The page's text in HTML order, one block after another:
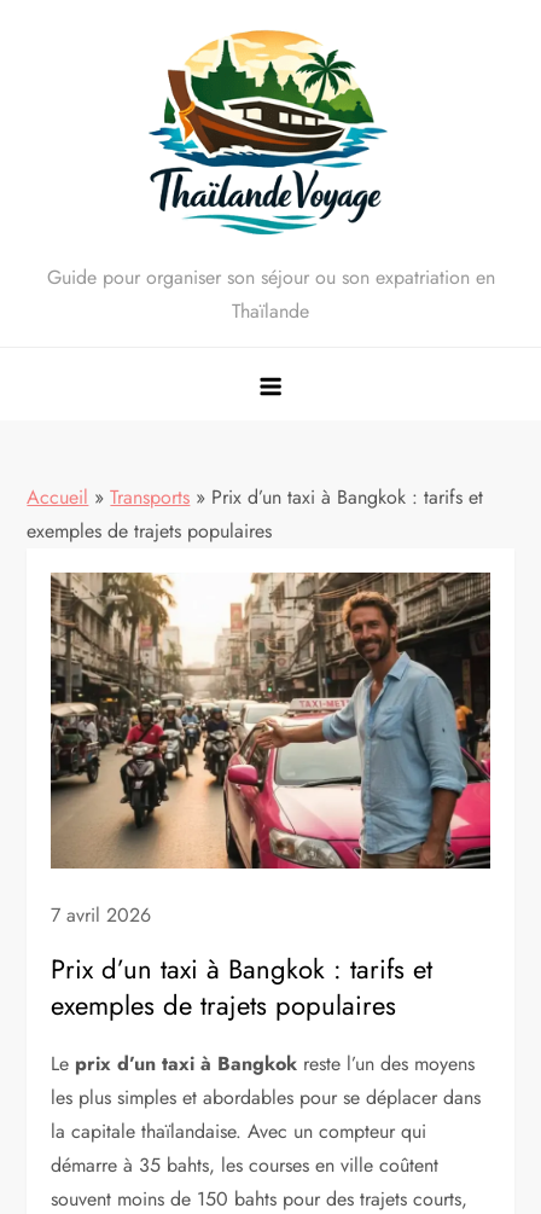
Guide pour organiser son séjour ou son expatriation en
Thaïlande
Accueil » Transports » Prix d’un taxi à Bangkok : tarifs et
exemples de trajets populaires
7 avril 2026
Prix d’un taxi à Bangkok : tarifs et
exemples de trajets populaires
Le prix d’un taxi à Bangkok reste l’un des moyens
les plus simples et abordables pour se déplacer dans
la capitale thaïlandaise. Avec un compteur qui
démarre à 35 bahts, les courses en ville coûtent
souvent moins de 150 bahts pour des trajets courts,